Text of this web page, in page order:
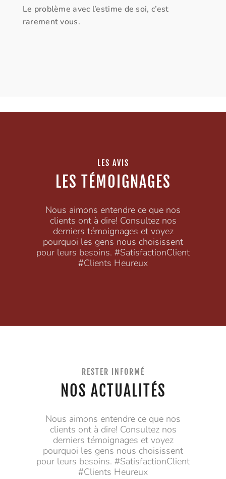
Le problème avec l’estime de soi, c’est
rarement vous.
LES AVIS
LES TÉMOIGNAGES
Nous aimons entendre ce que nos
clients ont à dire! Consultez nos
derniers témoignages et voyez
pourquoi les gens nous choisissent
pour leurs besoins. #SatisfactionClient
#Clients Heureux
RESTER INFORMÉ
NOS ACTUALITÉS
Nous aimons entendre ce que nos
clients ont à dire! Consultez nos
derniers témoignages et voyez
pourquoi les gens nous choisissent
pour leurs besoins. #SatisfactionClient
#Clients Heureux